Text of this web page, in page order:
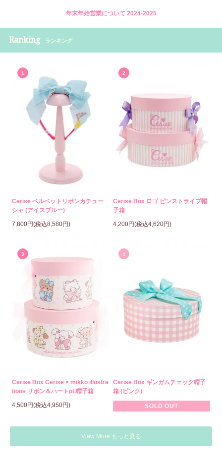
年末年始営業について 2024-2025
Ranking ランキング
1
Cerise ベルベットリボンカチュー
シャ (アイスブルー)
7,800円(税込8,580円)
2
Cerise Box ロゴ ピンストライプ帽
子箱
4,200円(税込4,620円)
3
Cerise Box Cerise × mikko illustra
tions リボン＆ハートpt.帽子箱
4,500円(税込4,950円)
4
Cerise Box ギンガムチェック帽子
箱 (ピンク)
SOLD OUT
View More もっと見る